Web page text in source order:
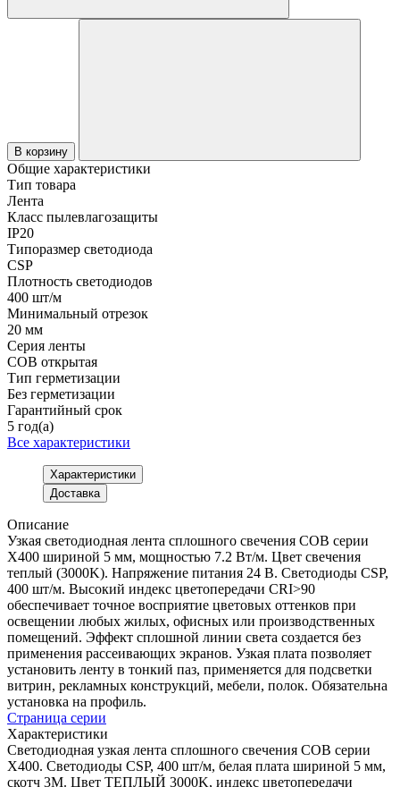
В корзину
Общие характеристики
Тип товара
Лента
Класс пылевлагозащиты
IP20
Типоразмер светодиода
CSP
Плотность светодиодов
400 шт/м
Минимальный отрезок
20 мм
Серия ленты
COB открытая
Тип герметизации
Без герметизации
Гарантийный срок
5 год(а)
Все характеристики
Характеристики
Доставка
Описание
Узкая светодиодная лента сплошного свечения COB серии
X400 шириной 5 мм, мощностью 7.2 Вт/м. Цвет свечения
теплый (3000K). Напряжение питания 24 В. Светодиоды CSP,
400 шт/м. Высокий индекс цветопередачи CRI>90
обеспечивает точное восприятие цветовых оттенков при
освещении любых жилых, офисных или производственных
помещений. Эффект сплошной линии света создается без
применения рассеивающих экранов. Узкая плата позволяет
установить ленту в тонкий паз, применяется для подсветки
витрин, рекламных конструкций, мебели, полок. Обязательна
установка на профиль.
Страница серии
Характеристики
Светодиодная узкая лента сплошного свечения COB серии
X400. Светодиоды CSP, 400 шт/м, белая плата шириной 5 мм,
скотч 3M. Цвет ТЕПЛЫЙ 3000K, индекс цветопередачи